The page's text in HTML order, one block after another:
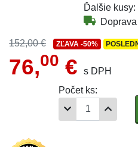
Ďalšie kusy:
Doprava
152,00 € ZĽAVA -50%
76,00 €
s DPH
Počet ks: